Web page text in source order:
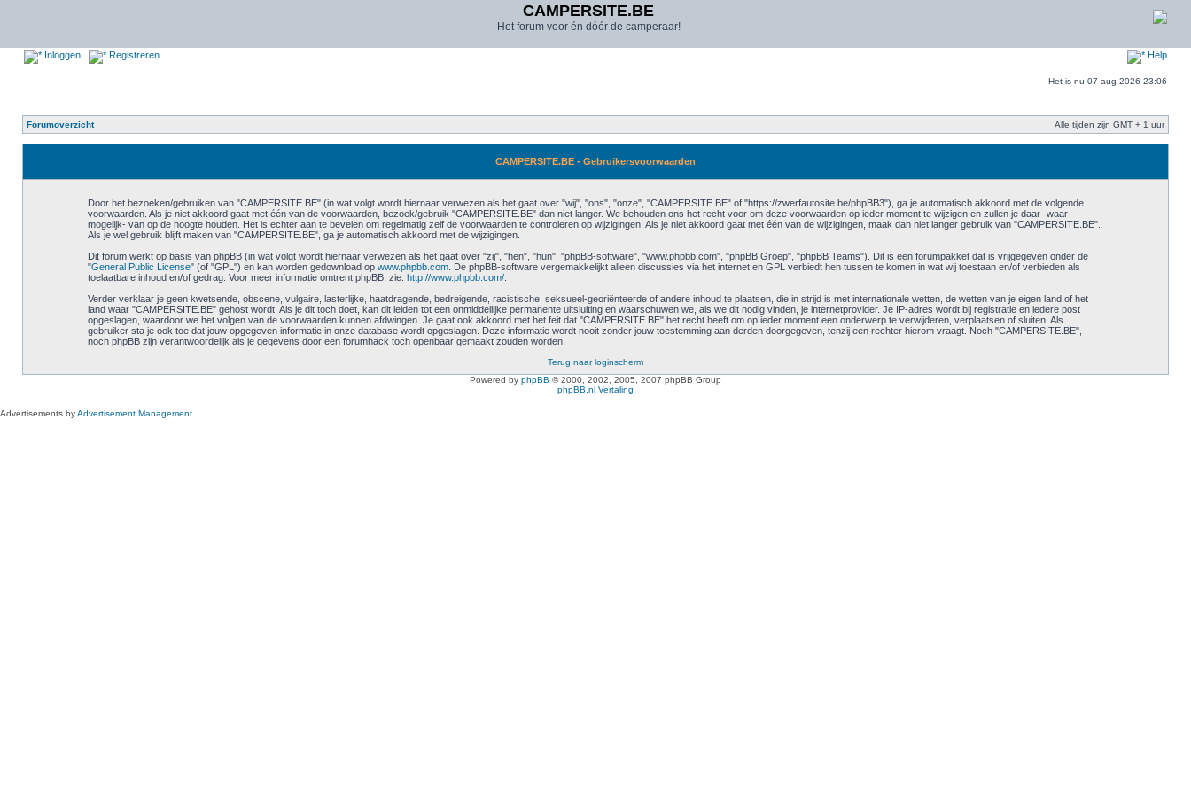
CAMPERSITE.BE
Het forum voor én dóór de camperaar!
Inloggen Registreren Help
Het is nu 07 aug 2026 23:06
Forumoverzicht Alle tijden zijn GMT + 1 uur
CAMPERSITE.BE - Gebruikersvoorwaarden
Door het bezoeken/gebruiken van "CAMPERSITE.BE" (in wat volgt wordt hiernaar verwezen als het gaat over "wij", "ons", "onze", "CAMPERSITE.BE" of "https://zwerfautosite.be/phpBB3"), ga je automatisch akkoord met de volgende
voorwaarden. Als je niet akkoord gaat met één van de voorwaarden, bezoek/gebruik "CAMPERSITE.BE" dan niet langer. We behouden ons het recht voor om deze voorwaarden op ieder moment te wijzigen en zullen je daar -waar
mogelijk- van op de hoogte houden. Het is echter aan te bevelen om regelmatig zelf de voorwaarden te controleren op wijzigingen. Als je niet akkoord gaat met één van de wijzigingen, maak dan niet langer gebruik van "CAMPERSITE.BE".
Als je wel gebruik blijft maken van "CAMPERSITE.BE", ga je automatisch akkoord met de wijzigingen.
Dit forum werkt op basis van phpBB (in wat volgt wordt hiernaar verwezen als het gaat over "zij", "hen", "hun", "phpBB-software", "www.phpbb.com", "phpBB Groep", "phpBB Teams"). Dit is een forumpakket dat is vrijgegeven onder de
"General Public License" (of "GPL") en kan worden gedownload op www.phpbb.com. De phpBB-software vergemakkelijkt alleen discussies via het internet en GPL verbiedt hen tussen te komen in wat wij toestaan en/of verbieden als
toelaatbare inhoud en/of gedrag. Voor meer informatie omtrent phpBB, zie: http://www.phpbb.com/.
Verder verklaar je geen kwetsende, obscene, vulgaire, lasterlijke, haatdragende, bedreigende, racistische, seksueel-georiënteerde of andere inhoud te plaatsen, die in strijd is met internationale wetten, de wetten van je eigen land of het
land waar "CAMPERSITE.BE" gehost wordt. Als je dit toch doet, kan dit leiden tot een onmiddellijke permanente uitsluiting en waarschuwen we, als we dit nodig vinden, je internetprovider. Je IP-adres wordt bij registratie en iedere post
opgeslagen, waardoor we het volgen van de voorwaarden kunnen afdwingen. Je gaat ook akkoord met het feit dat "CAMPERSITE.BE" het recht heeft om op ieder moment een onderwerp te verwijderen, verplaatsen of sluiten. Als
gebruiker sta je ook toe dat jouw opgegeven informatie in onze database wordt opgeslagen. Deze informatie wordt nooit zonder jouw toestemming aan derden doorgegeven, tenzij een rechter hierom vraagt. Noch "CAMPERSITE.BE",
noch phpBB zijn verantwoordelijk als je gegevens door een forumhack toch openbaar gemaakt zouden worden.
Terug naar loginscherm
Powered by phpBB © 2000, 2002, 2005, 2007 phpBB Group
phpBB.nl Vertaling
Advertisements byAdvertisement Management